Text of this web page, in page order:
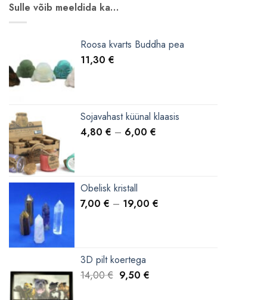
Sulle võib meeldida ka…
Roosa kvarts Buddha pea
11,30 €
Sojavahast küünal klaasis
4,80 € – 6,00 €
Obelisk kristall
7,00 € – 19,00 €
3D pilt koertega
14,00€ Algne
9,50 €Current